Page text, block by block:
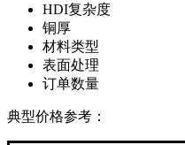
HDI复杂度
铜厚
材料类型
表面处理
订单数量
典型价格参考：